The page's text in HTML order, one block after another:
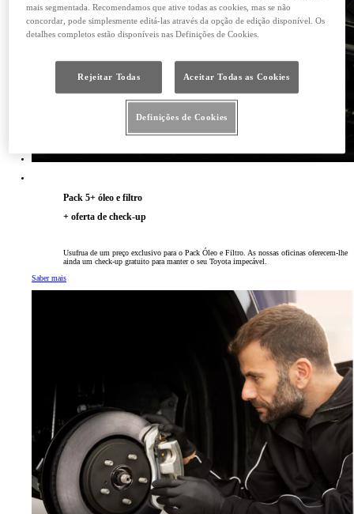
Pack 5+ óleo e filtro
+ oferta de check-up
Usufrua de um preço exclusivo para o Pack Óleo e Filtro. As nossas oficinas oferecem-lhe
ainda um check-up gratuito para manter o seu Toyota impecável.
Saber mais
mais segmentada. Recomendamos que ative todas as cookies, mas se não
concordar, pode simplesmente editá-las através da opção de edição disponível. Os
detalhes completos estão disponíveis nas Definições de Cookies.
Rejeitar Todas Aceitar Todas as Cookies
Definições de Cookies